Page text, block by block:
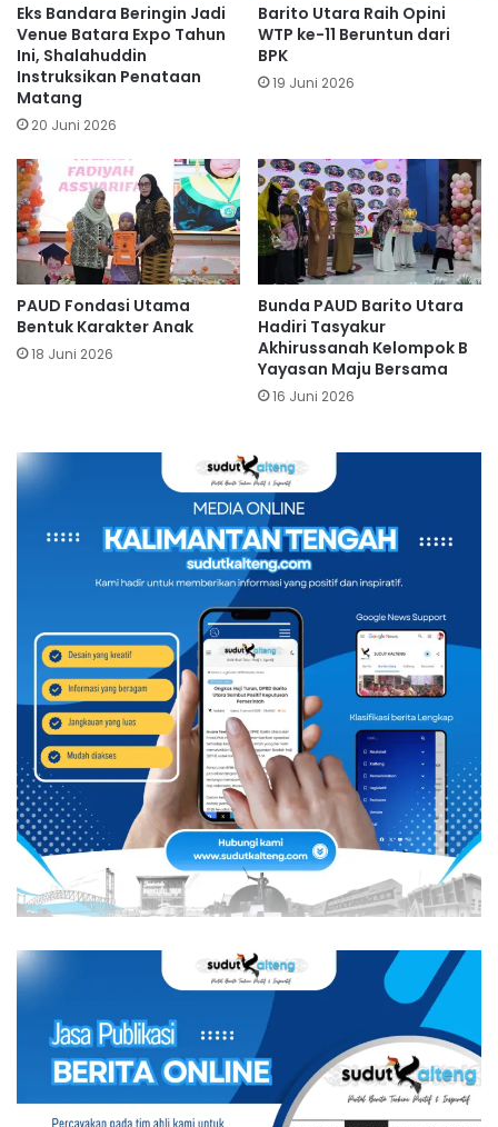
Eks Bandara Beringin Jadi
Venue Batara Expo Tahun
Ini, Shalahuddin
Instruksikan Penataan
Matang
20 Juni 2026
Barito Utara Raih Opini
WTP ke-11 Beruntun dari
BPK
19 Juni 2026
PAUD Fondasi Utama
Bentuk Karakter Anak
18 Juni 2026
Bunda PAUD Barito Utara
Hadiri Tasyakur
Akhirussanah Kelompok B
Yayasan Maju Bersama
16 Juni 2026